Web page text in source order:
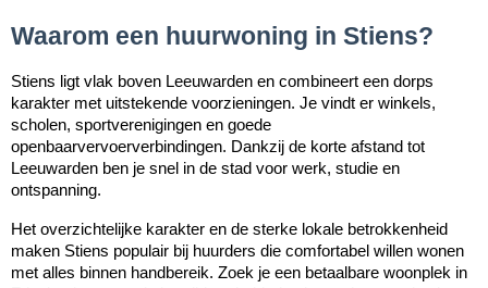
Waarom een huurwoning in Stiens?
Stiens ligt vlak boven Leeuwarden en combineert een dorps
karakter met uitstekende voorzieningen. Je vindt er winkels,
scholen, sportverenigingen en goede
openbaarvervoerverbindingen. Dankzij de korte afstand tot
Leeuwarden ben je snel in de stad voor werk, studie en
ontspanning.
Het overzichtelijke karakter en de sterke lokale betrokkenheid
maken Stiens populair bij huurders die comfortabel willen wonen
met alles binnen handbereik. Zoek je een betaalbare woonplek in